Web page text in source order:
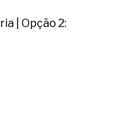
| Opção 2: